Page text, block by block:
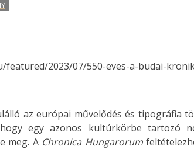
featured/2023/07/550-eves-a-budai-
az európai művelődés és tipográfia
egy azonos kultúrkörbe tartozó
meg. A Chronica Hungarorum